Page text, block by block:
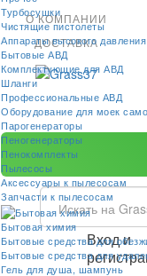
О КОМПАНИИ
ДОСТАВКА
Турбосушки
Чистящие пистолеты
Аппараты высокого давления
Бытовые АВД
Комплектующие для АВД
Шланги
Профессиональные АВД
Оборудование для моек
Парогенераторы
Пеногенераторы
Пенокомплекты
Пылесосы
Аксессуары к пылесосам
Запчасти к пылесосам
Бытовая химия
Бытовые средства для
Бытовые средства для
Гель для душа, шампунь
Вход и